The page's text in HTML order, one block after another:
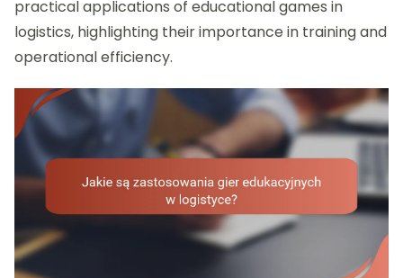
practical applications of educational games in
logistics, highlighting their importance in training and
operational efficiency.